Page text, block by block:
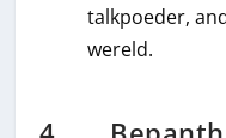
talkpoeder,
wereld.